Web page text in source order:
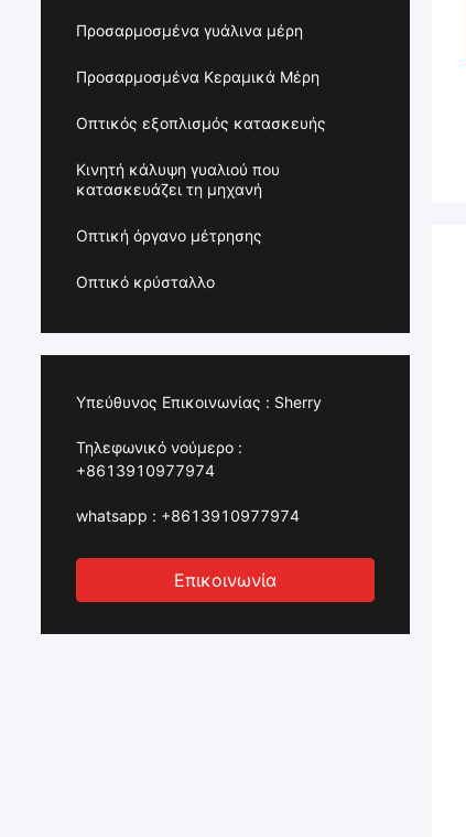
Προσαρμοσμένα γυάλινα μέρη
Προσαρμοσμένα Κεραμικά Μέρη
Οπτικός εξοπλισμός κατασκευής
Κινητή κάλυψη γυαλιού που
κατασκευάζει τη μηχανή
Οπτική όργανο μέτρησης
Οπτικό κρύσταλλο
Υπεύθυνος Επικοινωνίας : Sherry
Τηλεφωνικό νούμερο :
+8613910977974
whatsapp : +8613910977974
Επικοινωνία